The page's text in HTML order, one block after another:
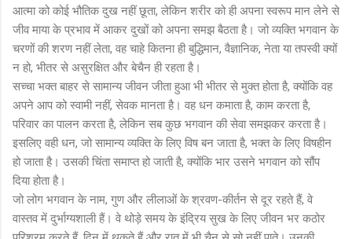
आत्मा को कोई भौतिक दुख नहीं छूता, लेकिन शरीर को ही अपना स्वरूप मान लेने से
जीव माया के प्रभाव में आकर दुखों को अपना समझ बैठता है। जो व्यक्ति भगवान के
चरणों की शरण नहीं लेता, वह चाहे कितना ही बुद्धिमान, वैज्ञानिक, नेता या तपस्वी क्यों
न हो, भीतर से असुरक्षित और बेचैन ही रहता है।
सच्चा भक्त बाहर से सामान्य जीवन जीता हुआ भी भीतर से मुक्त होता है, क्योंकि वह
अपने आप को स्वामी नहीं, सेवक मानता है। वह धन कमाता है, काम करता है,
परिवार का पालन करता है, लेकिन सब कुछ भगवान की सेवा समझकर करता है।
इसलिए वही धन, जो सामान्य व्यक्ति के लिए विष बन जाता है, भक्त के लिए विषहीन
हो जाता है। उसकी चिंता समाप्त हो जाती है, क्योंकि भार उसने भगवान को सौंप
दिया होता है।
जो लोग भगवान के नाम, गुण और लीलाओं के श्रवण-कीर्तन से दूर रहते हैं, वे
वास्तव में दुर्भाग्यशाली हैं। वे थोड़े समय के इंद्रिय सुख के लिए जीवन भर कठोर